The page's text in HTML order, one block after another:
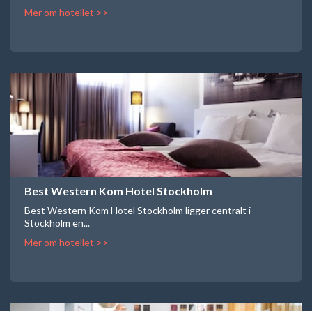
Mer om hotellet >>
Best Western Kom Hotel Stockholm
Best Western Kom Hotel Stockholm ligger centralt i
Stockholm en...
Mer om hotellet >>